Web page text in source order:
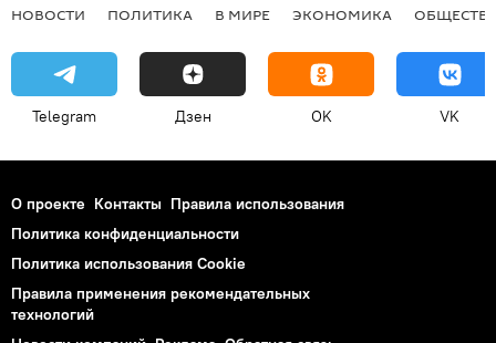
НОВОСТИ ПОЛИТИКА В МИРЕ ЭКОНОМИКА
Telegram Дзен OK VK
О проекте Контакты Правила использования
Политика конфиденциальности
Политика использования Cookie
Правила применения рекомендательных
технологий